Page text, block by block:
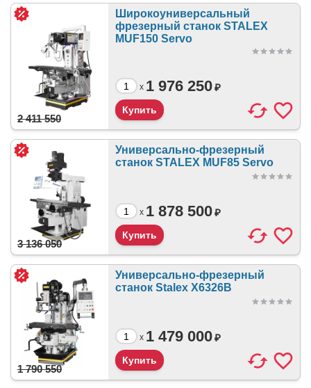
Широкоуниверсальный
фрезерный станок STALEX
MUF150 Servo
x
2 411 550
1 976 250₽
Универсально-фрезерный
станок STALEX MUF85 Servo
x
3 136 050
1 878 500₽
Универсально-фрезерный
станок Stalex X6326B
x
1 790 550
1 479 000₽